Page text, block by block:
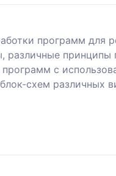
программ
различные
с
схем различных